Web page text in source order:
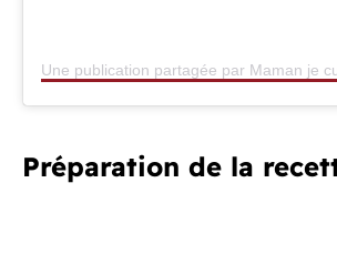
Préparation de la